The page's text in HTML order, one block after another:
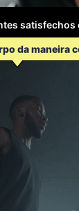
satisfechos
da maneira